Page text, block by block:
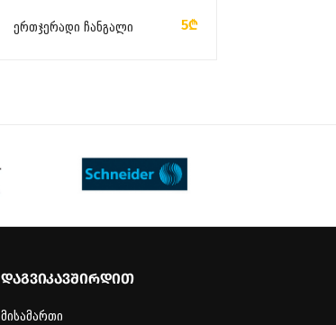
ერთჯერადი ჩანგალი 5₾
ᲓᲐᲒᲕᲘᲙᲐᲕᲨᲘᲠᲓᲘᲗ
მისამართი